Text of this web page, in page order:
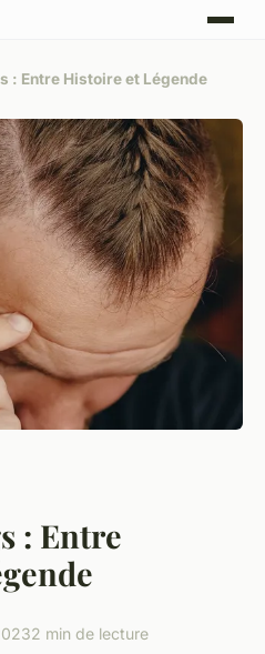
: Entre Histoire et Légende
: Entre
2 min de lecture